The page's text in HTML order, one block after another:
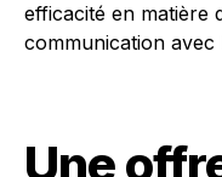
efficacité en matière
communication
Une